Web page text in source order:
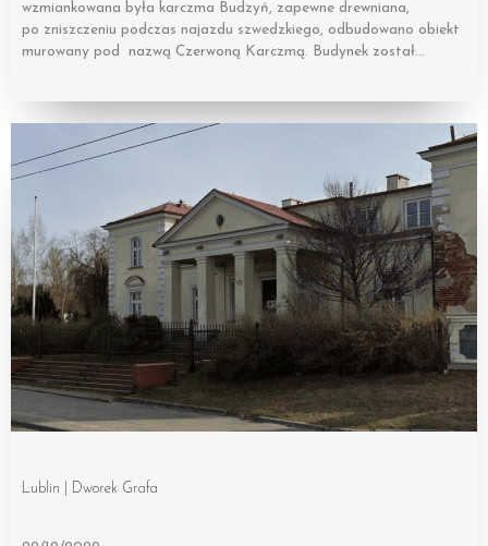
wzmiankowana była karczma Budzyń, zapewne drewniana,
po zniszczeniu podczas najazdu szwedzkiego, odbudowano obiekt
murowany pod nazwą Czerwoną Karczmą. Budynek został…
Lublin | Dworek Grafa